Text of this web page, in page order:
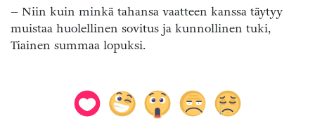
– Niin kuin minkä tahansa vaatteen kanssa täytyy
muistaa huolellinen sovitus ja kunnollinen tuki,
Tiainen summaa lopuksi.